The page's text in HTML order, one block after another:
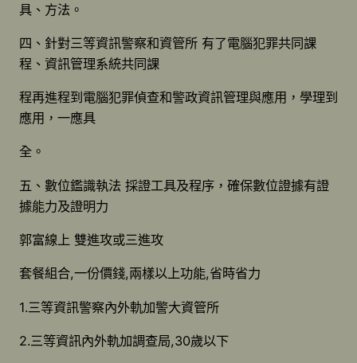
具、方法。
四、針對三等資訊警察和資管所 有了電腦犯罪共同課
程、資訊管理系統共同課
程再進程到電腦犯罪偵查和警政資訊管理與應用，學理到
應用，一應具
全。
五、數位鑑識執法 採證工具及程序，確保數位證據有證
據能力及證明力
郭富線上 雙進攻或三進攻
套餐組合,一份價錢,兩樣以上功能,省時省力
1.三等資訊警察內外軌加警大資管所
2.三等資訊內外軌加調查局,30歲以下